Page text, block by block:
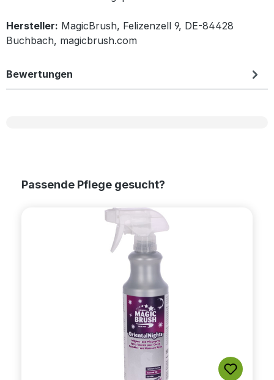
Hersteller: MagicBrush, Felizenzell 9, DE-84428
Buchbach, magicbrush.com
Bewertungen
Produktgalerie überspringen
Passende Pflege gesucht?